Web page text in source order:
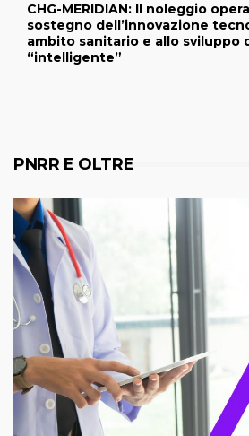
CHG-MERIDIAN: Il noleggio
sostegno dell’innovazione
ambito sanitario e allo sviluppo
“intelligente”
PNRR E OLTRE